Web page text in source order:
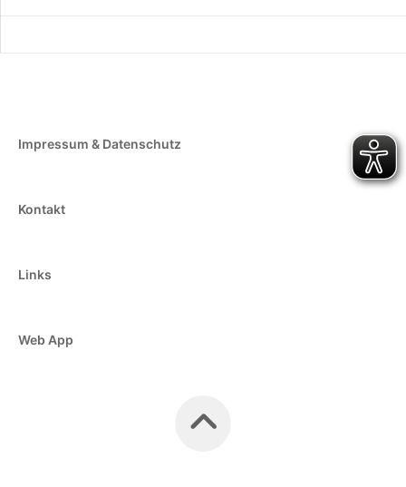
Impressum & Datenschutz
Kontakt
Links
Web App